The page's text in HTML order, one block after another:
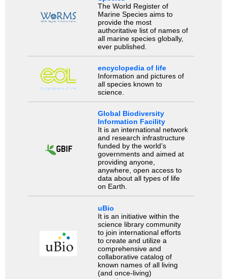
The World Register of
Marine Species aims to
provide the most
authoritative list of names of
all marine species globally,
ever published.
encyclopedia of life
Information and pictures of
all species known to
science.
Global Biodiversity
Information Facility
It is an international network
and research infrastructure
funded by the world’s
governments and aimed at
providing anyone,
anywhere, open access to
data about all types of life
on Earth.
uBio
It is an initiative within the
science library community
to join international efforts
to create and utilize a
comprehensive and
collaborative catalog of
known names of all living
(and once-living)